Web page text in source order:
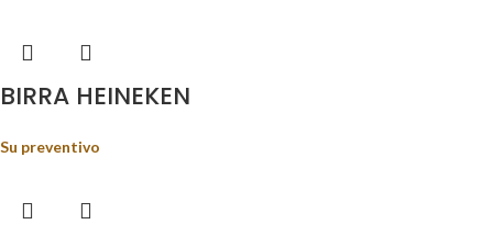
BIRRA HEINEKEN
Su preventivo